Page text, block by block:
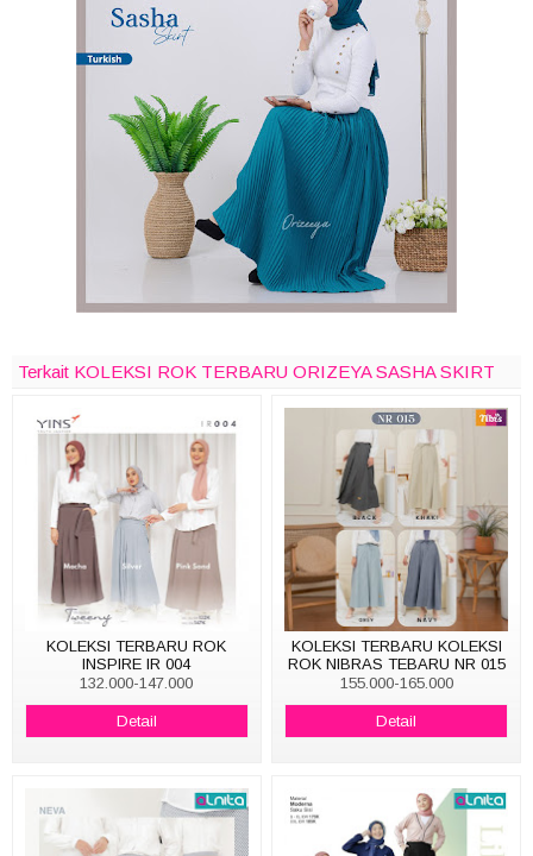
Terkait KOLEKSI ROK TERBARU ORIZEYA SASHA SKIRT
KOLEKSI TERBARU ROK
INSPIRE IR 004
132.000-147.000
Detail
KOLEKSI TERBARU KOLEKSI
ROK NIBRAS TEBARU NR 015
155.000-165.000
Detail